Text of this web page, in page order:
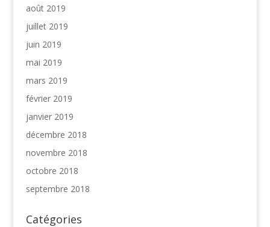
août 2019
juillet 2019
juin 2019
mai 2019
mars 2019
février 2019
janvier 2019
décembre 2018
novembre 2018
octobre 2018
septembre 2018
Catégories